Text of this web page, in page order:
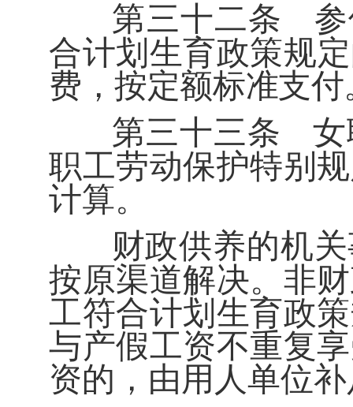
第三十二条
合计划生育政策规
费，按定额标准支付
第三十三条
职工劳动保护特别
计算。
财政供养的机
按原渠道解决。非
工符合计划生育政
与产假工资不重复
资的，由用人单位